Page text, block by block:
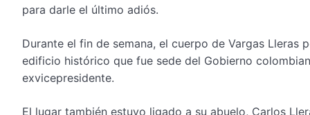
para darle el último adiós.
Durante el fin de semana, el cuerpo de Vargas Lleras
edificio histórico que fue sede del Gobierno
exvicepresidente.
El lugar también estuvo ligado a su abuelo, Carlos